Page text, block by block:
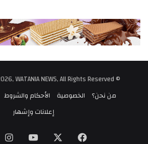
© Copyright 2009 - 2026, WATANIA NEWS, All Rights Reserved
من نحن؟
الخصوصية الأحكام والشروط
إعلانات وإشهار
فيسبوك ‫YouTube